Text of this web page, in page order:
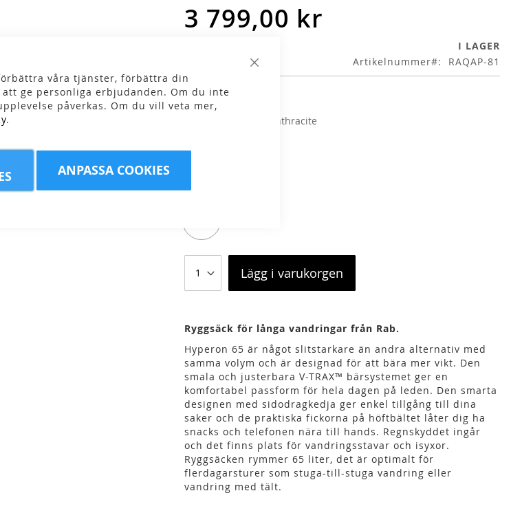
Stäng
våra tjänster, förbättra din
ge personliga erbjudanden. Om du inte
påverkas. Om du vill veta mer,
.
ANPASSA COOKIES
3 799,00 kr
I LAGER
Artikelnummer
RAQAP-81
Orion Blue/Anthracite
Storlek
Lägg i varukorgen
Ryggsäck för långa vandringar från Rab.
Hyperon 65 är något slitstarkare än andra alternativ med
samma volym och är designad för att bära mer vikt. Den
smala och justerbara V-TRAX™ bärsystemet ger en
komfortabel passform för hela dagen på leden. Den smarta
designen med sidodragkedja ger enkel tillgång till dina
saker och de praktiska fickorna på höftbältet låter dig ha
snacks och telefonen nära till hands. Regnskyddet ingår
och det finns plats för vandringsstavar och isyxor.
Ryggsäcken rymmer 65 liter, det är optimalt för
flerdagarsturer som stuga-till-stuga vandring eller
vandring med tält.